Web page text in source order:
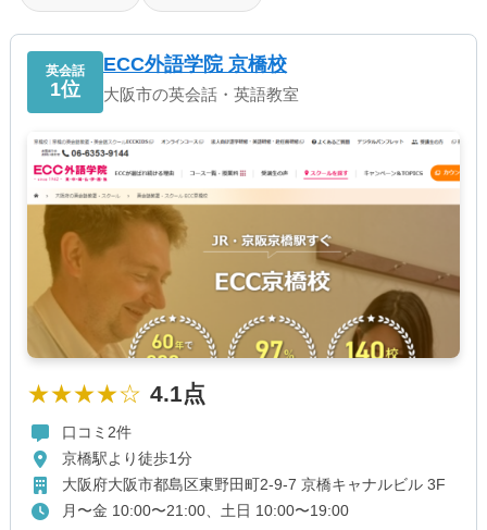
英会話
1位
ECC外語学院 京橋校
大阪市の英会話・英語教室
★★★★☆ 4.1点
口コミ2件
京橋駅より徒歩1分
大阪府大阪市都島区東野田町2-9-7 京橋キャナルビル 3F
月〜金 10:00〜21:00、土日 10:00〜19:00